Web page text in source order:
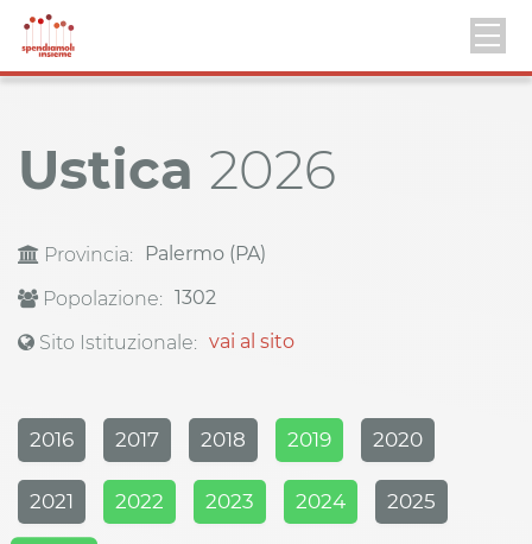
Ustica 2026
Provincia:
Palermo (PA)
Popolazione: 1302
Sito Istituzionale: vai al sito
2016 2017 2018 2019 2020
2021 2022 2023 2024 2025